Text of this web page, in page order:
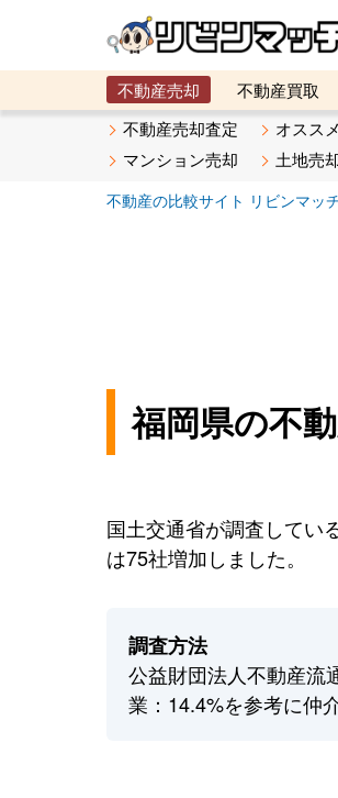
不動産売却 不動産買取
メタ住宅展示場
ベスト不動
不動産売却査定 オスス
マンション売却
土地売
不動産の比較サイト リビンマッ
福岡県の不
国土交通省が調査してい
は75社増加しました。
調査方法
公益財団法人不動産流
業：14.4%を参考に仲